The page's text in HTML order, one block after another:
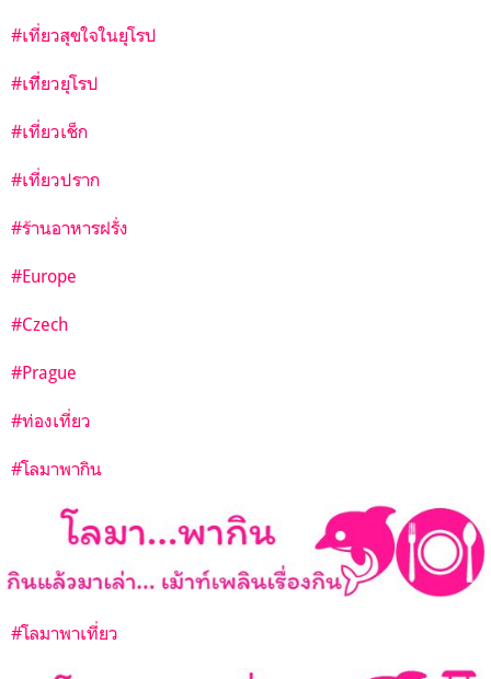
#เที่ยวสุขใจในยุโรป
#เทีี่ยวยุโรป
#เที่ยวเช็ก
#เที่ยวปราก
#ร้านอาหารฝรั่ง
#Europe
#Czech
#Prague
#ท่องเที่ยว
#โลมาพากิน
#โลมาพาเที่ยว